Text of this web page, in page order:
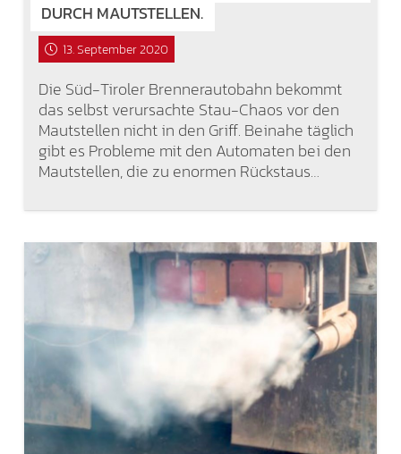
DURCH MAUTSTELLEN.
13. September 2020
Die Süd-Tiroler Brennerautobahn bekommt
das selbst verursachte Stau-Chaos vor den
Mautstellen nicht in den Griff. Beinahe täglich
gibt es Probleme mit den Automaten bei den
Mautstellen, die zu enormen Rückstaus…